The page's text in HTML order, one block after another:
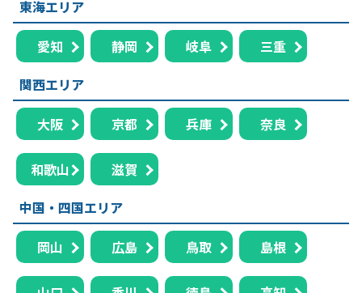
東海エリア
愛知 静岡 岐阜
三重
関西エリア
大阪 京都 兵庫 奈良
和歌山
滋賀
中国・四国エリア
岡山 広島 鳥取 島根